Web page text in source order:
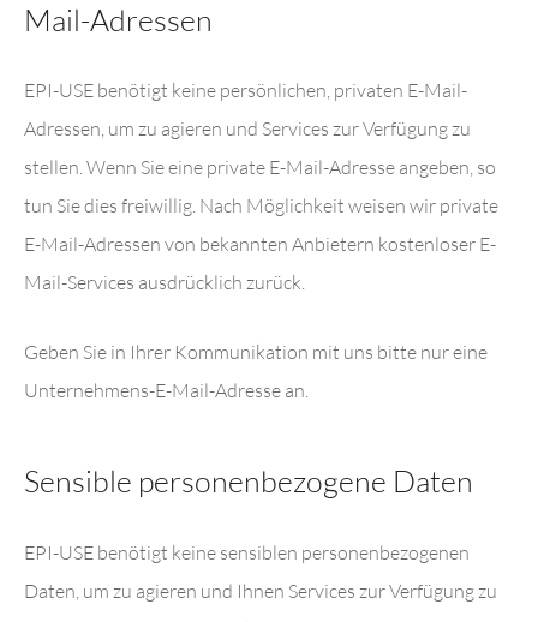
Mail-Adressen
EPI-USE benötigt keine persönlichen, privaten E-Mail-
Adressen, um zu agieren und Services zur Verfügung zu
stellen. Wenn Sie eine private E-Mail-Adresse angeben, so
tun Sie dies freiwillig. Nach Möglichkeit weisen wir private
E-Mail-Adressen von bekannten Anbietern kostenloser E-
Mail-Services ausdrücklich zurück.
Geben Sie in Ihrer Kommunikation mit uns bitte nur eine
Unternehmens-E-Mail-Adresse an.
Sensible personenbezogene Daten
EPI-USE benötigt keine sensiblen personenbezogenen
Daten, um zu agieren und Ihnen Services zur Verfügung zu